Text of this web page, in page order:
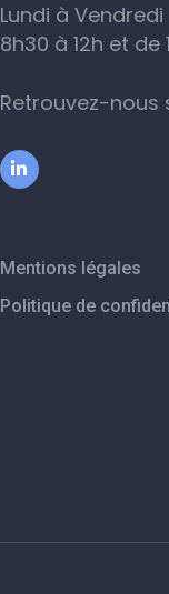
Lundi à Vendredi
8h30 à 12h et de
Retrouvez-nous
Mentions légales
Politique de